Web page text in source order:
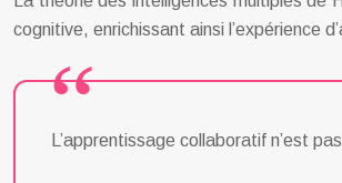
cognitive, enrichissant ainsi l’expérience
L’apprentissage collaboratif n’est